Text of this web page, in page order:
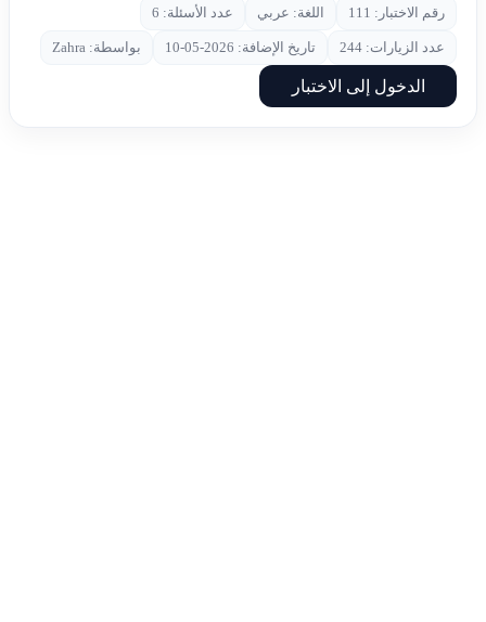
رقم الاختبار: 111 اللغة: عربي عدد الأسئلة: 6
عدد الزيارات: 244 تاريخ الإضافة: 2026-05-10 بواسطة: Zahra
الدخول إلى الاختبار